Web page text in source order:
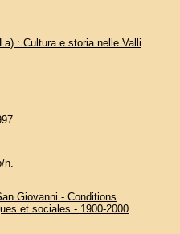
: Cultura e storia nelle Valli
n.
Giovanni - Conditions
et sociales - 1900-2000